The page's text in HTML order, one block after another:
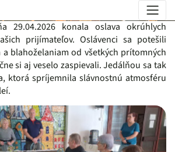
- apríl 2026
29.04.2026 konala oslava okrúhlych
prijímateľov. Oslávenci sa potešili
blahoželaniam od všetkých prítomných
si aj veselo zaspievali. Jedálňou sa tak
ktorá spríjemnila slávnostnú atmosféru